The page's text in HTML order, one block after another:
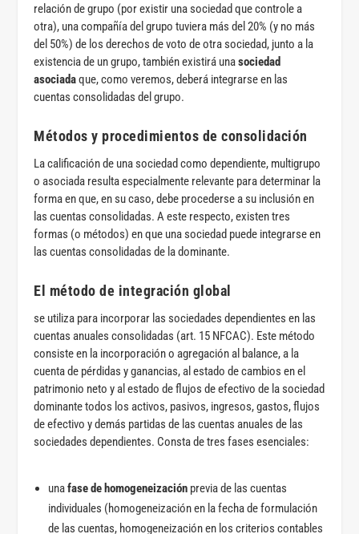
relación de grupo (por existir una sociedad que controle a
otra), una compañía del grupo tuviera más del 20% (y no más
del 50%) de los derechos de voto de otra sociedad, junto a la
existencia de un grupo, también existirá unasociedad
asociadaque, como veremos, deberá integrarse en las
cuentas consolidadas del grupo.
Métodos y procedimientos de consolidación
La calificación de una sociedad como dependiente, multigrupo
o asociada resulta especialmente relevante para determinar la
forma en que, en su caso, debe procederse a su inclusión en
las cuentas consolidadas. A este respecto, existen tres
formas (o métodos) en que una sociedad puede integrarse en
las cuentas consolidadas de la dominante.
El método de integración global
se utiliza para incorporar las sociedades dependientes en las
cuentas anuales consolidadas (art. 15 NFCAC). Este método
consiste en la incorporación o agregación al balance, a la
cuenta de pérdidas y ganancias, al estado de cambios en el
patrimonio neto y al estado de flujos de efectivo de la sociedad
dominante todos los activos, pasivos, ingresos, gastos, flujos
de efectivo y demás partidas de las cuentas anuales de las
sociedades dependientes. Consta de tres fases esenciales:
unafase de homogeneización previa de las cuentas
individuales (homogeneización en la fecha de formulación
de las cuentas, homogeneización en los criterios contables